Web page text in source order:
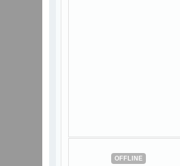
OFFLINE